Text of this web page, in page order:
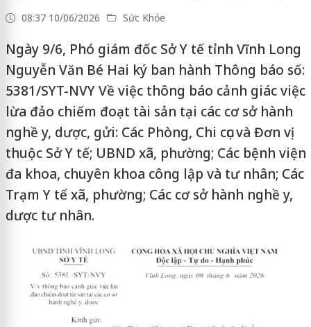
08:37 10/06/2026 Sức Khỏe
Ngày 9/6, Phó giám đốc Sở Y tế tỉnh Vĩnh Long
Nguyễn Văn Bé Hai ký ban hành Thông báo số:
5381/SYT-NVY Về việc thông báo cảnh giác việc
lừa đảo chiếm đoạt tài sản tại các cơ sở hành
nghề y, dược, gửi: Các Phòng, Chi cục và Đơn vị
thuộc Sở Y tế; UBND xã, phường; Các bệnh viện
đa khoa, chuyên khoa công lập và tư nhân; Các
Trạm Y tế xã, phường; Các cơ sở hành nghề y,
dược tư nhân.